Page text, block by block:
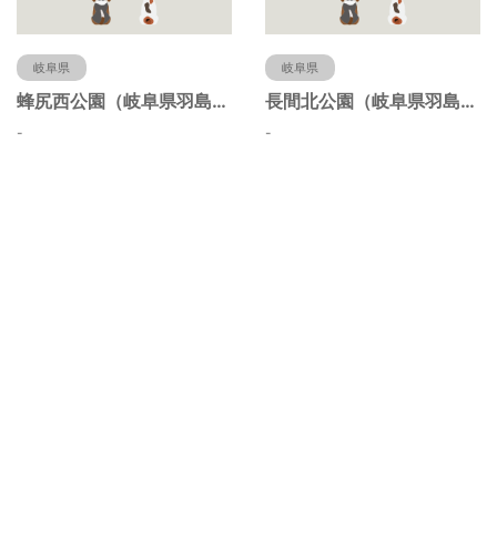
岐阜県
蜂尻西公園（岐阜県羽島市）
-
岐阜県
長間北公園（岐阜県羽島市）
-